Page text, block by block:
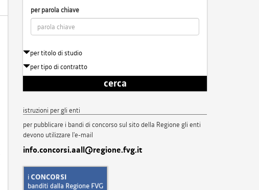
per parola chiave
per titolo di studio
per tipo di contratto
cerca
istruzioni per gli enti
per pubblicare i bandi di concorso sul sito della Regione gli enti
devono utilizzare l'e-mail
info.concorsi.aall@regione.fvg.it